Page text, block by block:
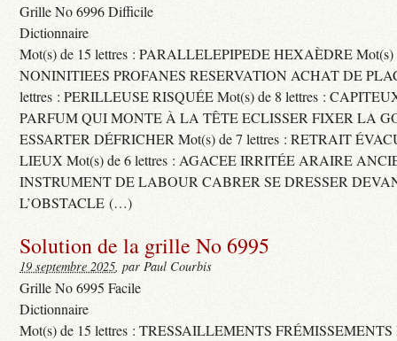
Grille No 6996 Difficile
Dictionnaire
Mot(s) de 15 lettres : PARALLELEPIPEDE HEXAÈDRE Mot(s)
NONINITIEES PROFANES RESERVATION ACHAT DE
lettres : PERILLEUSE RISQUÉE Mot(s) de 8 lettres :
PARFUM QUI MONTE À LA TÊTE ECLISSER FIXER LA
ESSARTER DÉFRICHER Mot(s) de 7 lettres : RETRAIT
LIEUX Mot(s) de 6 lettres : AGACEE IRRITÉE ARAIRE
INSTRUMENT DE LABOUR CABRER SE DRESSER
L’OBSTACLE (…)
Solution de la grille No 6995
19 septembre 2025, par Paul Courbis
Grille No 6995 Facile
Dictionnaire
Mot(s) de 15 lettres : TRESSAILLEMENTS FRÉMISSEMENTS